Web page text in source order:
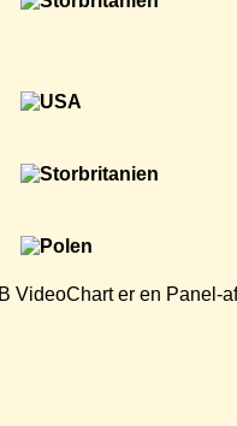
VideoChart er en Panel-